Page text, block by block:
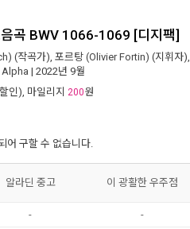
곡 BWV 1066-1069 [디지팩]
(작곡가), 포르탕 (Olivier Fortin) (지휘자),
Alpha | 2022년 9월
할인), 마일리지 200원
어 구할 수 없습니다.
알라딘 중고 이 광활한 우주점
- -